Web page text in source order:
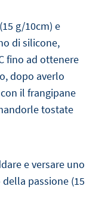
g/10cm) e
di silicone,
fino ad ottenere
dopo averlo
il frangipane
tostate
e versare uno
passione (15